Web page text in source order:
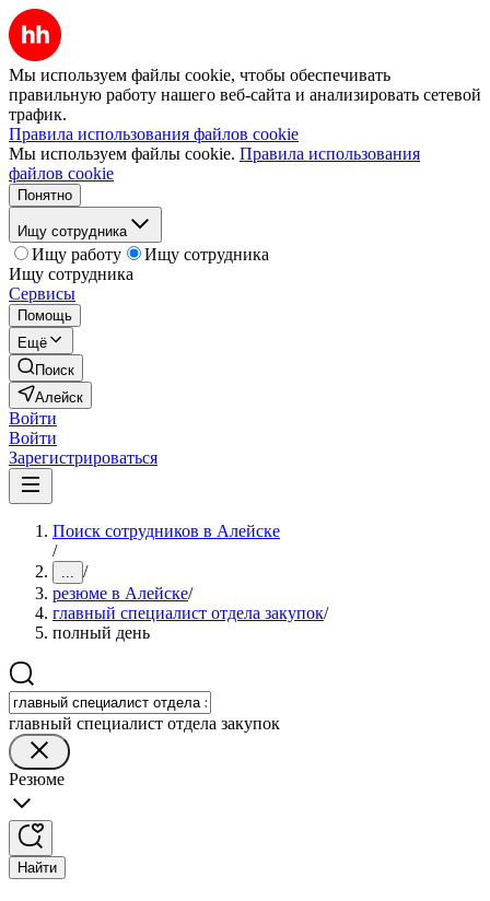
Мы используем файлы cookie, чтобы обеспечивать
правильную работу нашего веб-сайта и анализировать сетевой
трафик.
Правила использования файлов cookie
Мы используем файлы cookie. Правила использования
файлов cookie
Понятно
Ищу сотрудника
Ищу работу
Ищу сотрудника
Ищу сотрудника
Сервисы
Помощь
Ещё
Поиск
Алейск
Войти
Войти
Зарегистрироваться
Поиск сотрудников в Алейске
/
... /
резюме в Алейске/
главный специалист отдела закупок/
полный день
главный специалист отдела закупок
Резюме
Найти